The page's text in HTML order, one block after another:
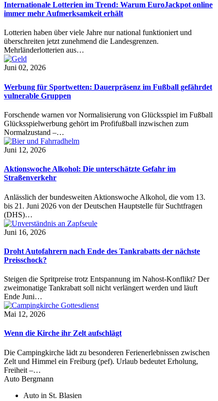
Internationale Lotterien im Trend: Warum EuroJackpot online
immer mehr Aufmerksamkeit erhält
Lotterien haben über viele Jahre nur national funktioniert und
überschreiten jetzt zunehmend die Landesgrenzen.
Mehrländerlotterien aus…
Juni 02, 2026
Werbung für Sportwetten: Dauerpräsenz im Fußball gefährdet
vulnerable Gruppen
Forschende warnen vor Normalisierung von Glücksspiel im Fußball
Glücksspielwerbung gehört im Profifußball inzwischen zum
Normalzustand –…
Juni 12, 2026
Aktionswoche Alkohol: Die unterschätzte Gefahr im
Straßenverkehr
Anlässlich der bundesweiten Aktionswoche Alkohol, die vom 13.
bis 21. Juni 2026 von der Deutschen Hauptstelle für Suchtfragen
(DHS)…
Juni 16, 2026
Droht Autofahrern nach Ende des Tankrabatts der nächste
Preisschock?
Steigen die Spritpreise trotz Entspannung im Nahost-Konflikt? Der
zweimonatige Tankrabatt soll nicht verlängert werden und läuft
Ende Juni…
Mai 12, 2026
Wenn die Kirche ihr Zelt aufschlägt
Die Campingkirche lädt zu besonderen Ferienerlebnissen zwischen
Zelt und Himmel ein Freiburg (pef). Urlaub bedeutet Erholung,
Freiheit –…
Auto Bergmann
Auto in St. Blasien